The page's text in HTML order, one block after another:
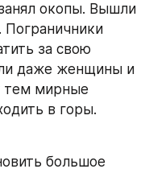
окопы. Вышли
Пограничники
за свою
даже женщины и
тем мирные
в горы.
большое